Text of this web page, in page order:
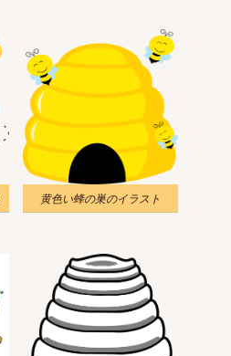
黄色い蜂の巣のイラスト